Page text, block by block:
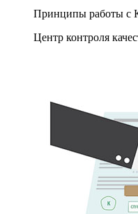
Принципы работы с
Центр контроля